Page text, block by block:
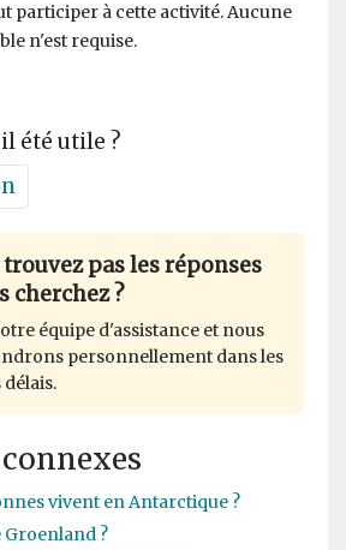
participer à cette activité. Aucune
n'est requise.
été utile ?
trouvez pas les réponses
cherchez ?
équipe d'assistance et nous
personnellement dans les
vivent en Antarctique ?
?